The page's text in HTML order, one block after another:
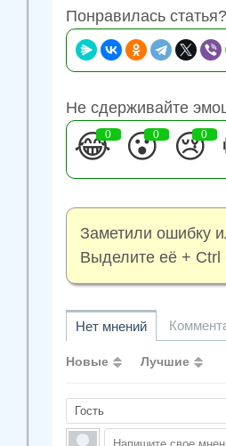
Понравилась
Не сдерживайте
😂
0 😮
0 😢
0
Заметили ошибку
Выделите её +
Нет мнений
Новые Лучшие